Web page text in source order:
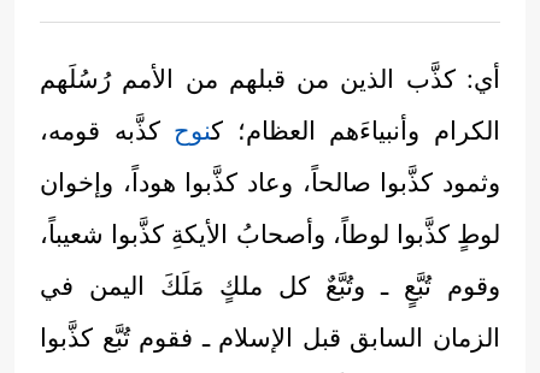
أي: كذَّب الذين من قبلهم من الأمم رُسُلَهم
الكرام وأنبياءَهم العظام؛ كنوحكذَّبه قومه،
وثمود كذَّبوا صالحاً، وعاد كذَّبوا هوداً، وإخوان
لوطٍ كذَّبوا لوطاً، وأصحابُ الأيكةِ كذَّبوا شعيباً،
وقوم تُبَّعٍ ـ وتُبَّعٌ كل ملكٍ مَلَكَ اليمن في
الزمان السابق قبل الإسلام ـ فقوم تُبَّع كذَّبوا